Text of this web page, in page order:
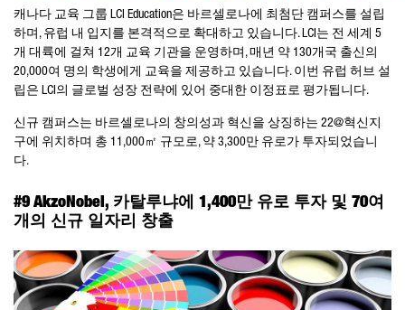
캐나다 교육 그룹 LCI Education은 바르셀로나에 최첨단 캠퍼스를 설립
하며, 유럽 내 입지를 본격적으로 확대하고 있습니다. LCI는 전 세계 5
개 대륙에 걸쳐 12개 교육 기관을 운영하며, 매년 약 130개국 출신의
20,000여 명의 학생에게 교육을 제공하고 있습니다. 이번 유럽 허브 설
립은 LCI의 글로벌 성장 전략에 있어 중대한 이정표로 평가됩니다.
신규 캠퍼스는 바르셀로나의 창의성과 혁신을 상징하는 22@혁신지
구에 위치하며 총 11,000㎡ 규모로, 약 3,300만 유로가 투자되었습니
다.
#9 AkzoNobel, 카탈루냐에 1,400만 유로 투자 및 70여
개의 신규 일자리 창출